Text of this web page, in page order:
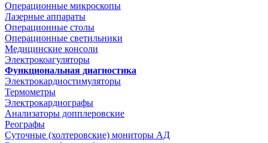
Операционные микроскопы
Лазерные аппараты
Операционные столы
Операционные светильники
Медицинские консоли
Электрокоагуляторы
Функциональная диагностика
Электрокардиостимуляторы
Термометры
Электрокардиографы
Анализаторы допплеровские
Реографы
Суточные (холтеровские) мониторы АД